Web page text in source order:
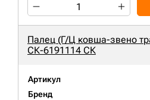
Палец (Г/Ц ковша-звено
СК-6191114 СК
Артикул
Бренд